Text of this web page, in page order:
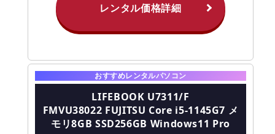
レンタル価格詳細
おすすめレンタルパソコン
LIFEBOOK U7311/F
FMVU38022 FUJITSU Core i5-1145G7 メ
モリ8GB SSD256GB Windows11 Pro